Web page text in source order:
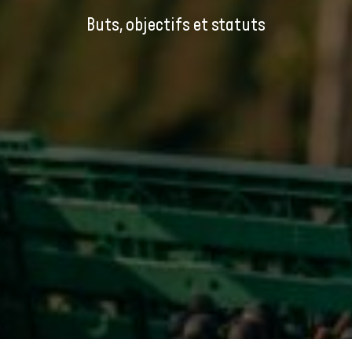
Buts, objectifs et statuts